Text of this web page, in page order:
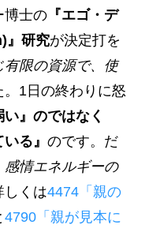
博士の『エゴ・デ
』研究が決定打を
有限の資源で、使
。1日の終わりに怒
い』のではなく
る』 のです。だ
感情エネルギーの
しくは4474「親の
4790「親が見本に